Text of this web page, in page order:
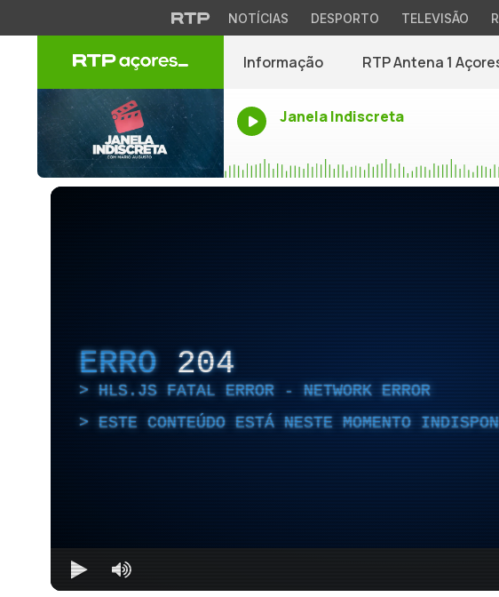
NOTÍCIAS DESPORTO TELEVISÃO
Informação RTP Antena 1
Janela Indiscreta
ERRO 204
HLS.JS FATAL ERROR - NETWORK ERROR
ESTE CONTEÚDO ESTÁ NESTE MOMENTO